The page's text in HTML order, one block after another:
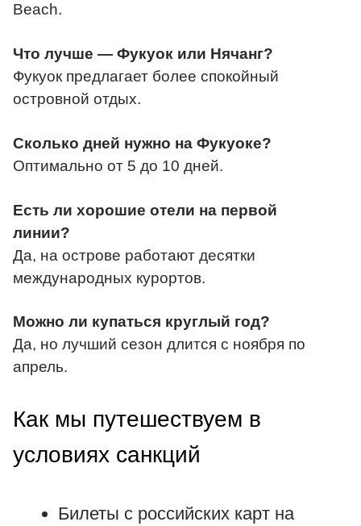
Beach.
Что лучше — Фукуок или Нячанг?
Фукуок предлагает более спокойный
островной отдых.
Сколько дней нужно на Фукуоке?
Оптимально от 5 до 10 дней.
Есть ли хорошие отели на первой
линии?
Да, на острове работают десятки
международных курортов.
Можно ли купаться круглый год?
Да, но лучший сезон длится с ноября по
апрель.
Как мы путешествуем в
условиях санкций
Билеты с российских карт на